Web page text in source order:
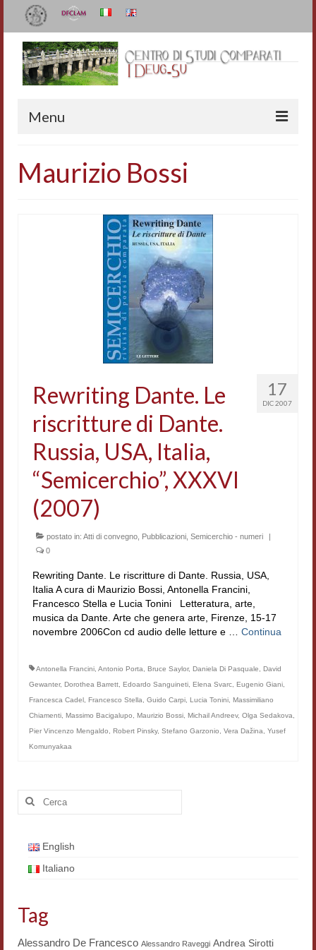
Menu
Organizzazione e contatti
I Deug-Su
Relazioni sulle attività
Accordi di cooperazione
Cultura coreana
Koreanische Literatur und Kultur
Hagiographica Coreana
Cultura medioevale
Scrittori Latini dell’Europa Medievale
Corpus Rhythmorum Musicum
Comparatistica
Semicerchio
Lexicon
ALIM
Corpus Rhythmorum Musicum
DIGIMED
Rammses
Master INFOTEXT
Maurizio Bossi
17
DIC 2007
Rewriting Dante. Le
riscritture di Dante.
Russia, USA, Italia,
“Semicerchio”, XXXVI
(2007)
postato in: Atti di convegno Pubblicazioni Semicerchio - numeri
|
0
Rewriting Dante. Le riscritture di Dante. Russia, USA,
Italia A cura di Maurizio Bossi, Antonella Francini,
Francesco Stella e Lucia Tonini Letteratura, arte,
musica da Dante. Arte che genera arte, Firenze, 15-17
novembre 2006Con cd audio delle letture e … Continua
Antonella Francini Antonio Porta Bruce Saylor, Daniela Di Pasquale
David
Gewanter, Dorothea Barrett Edoardo Sanguineti Elena Svarc Eugenio Giani
Francesca Cadel Francesco Stella Guido Carpi Lucia Tonini Massimiliano
Chiamenti Massimo Bacigalupo Maurizio Bossi Michail Andreev, Olga Sedakova
Pier Vincenzo Mengaldo
Robert Pinsky, Stefano Garzonio Vera Dažina
Yusef
Komunyakaa
Cerca:
English
Italiano
Tag
Alessandro De Francesco Alessandro Raveggi Andrea Sirotti